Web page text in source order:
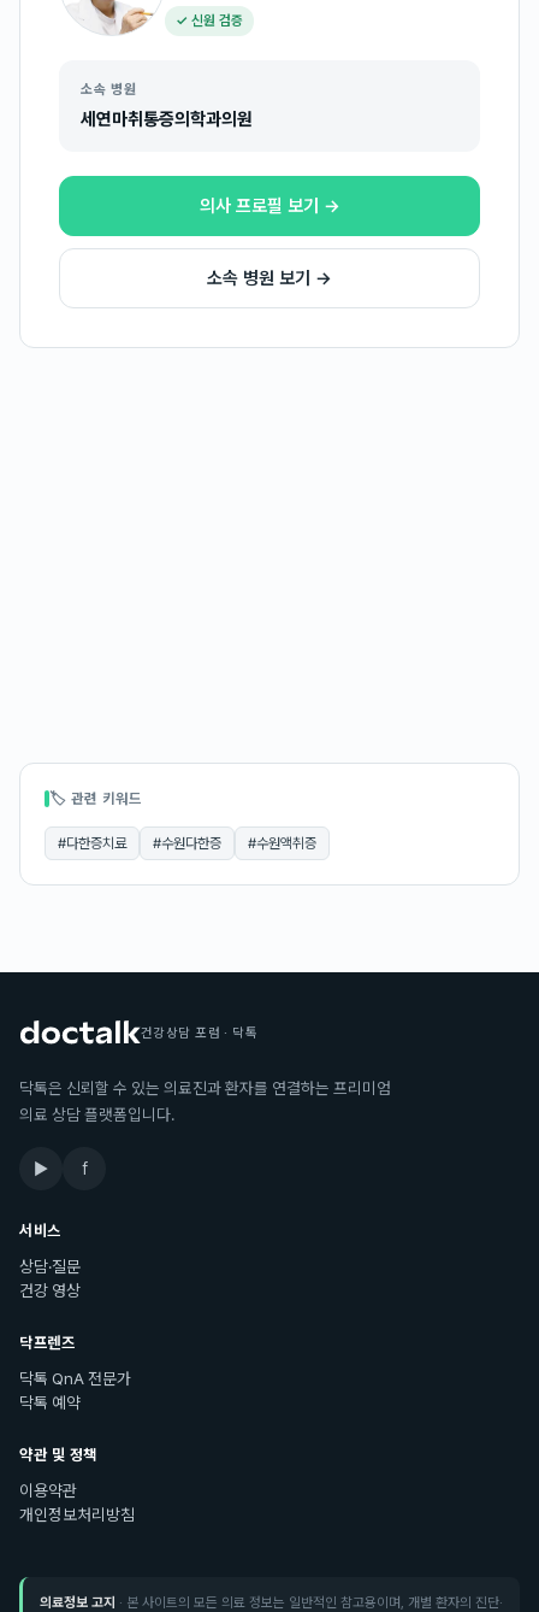
✓ 신원 검증
소속 병원
세연마취통증의학과의원
의사 프로필 보기 →
소속 병원 보기 →
🏷 관련 키워드
#다한증치료 #수원다한증 #수원액취증
건강상담 포럼 · 닥톡
닥톡은 신뢰할 수 있는 의료진과 환자를 연결하는 프리미엄
의료 상담 플랫폼입니다.
▶ f
서비스
상담·질문
건강 영상
닥프렌즈
닥톡 QnA 전문가
닥톡 예약
약관 및 정책
이용약관
개인정보처리방침
의료정보 고지 · 본 사이트의 모든 의료 정보는 일반적인 참고용이며, 개별 환자의 진단·